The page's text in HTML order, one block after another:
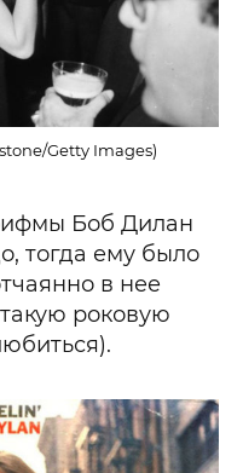
Getty Images)
Боб Дилан
тогда ему было
в нее
роковую